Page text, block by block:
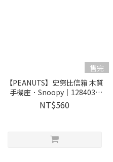
售完
【PEANUTS】史努比信箱 木質
手機座．Snoopy｜1284030
Wooderful life
NT$560